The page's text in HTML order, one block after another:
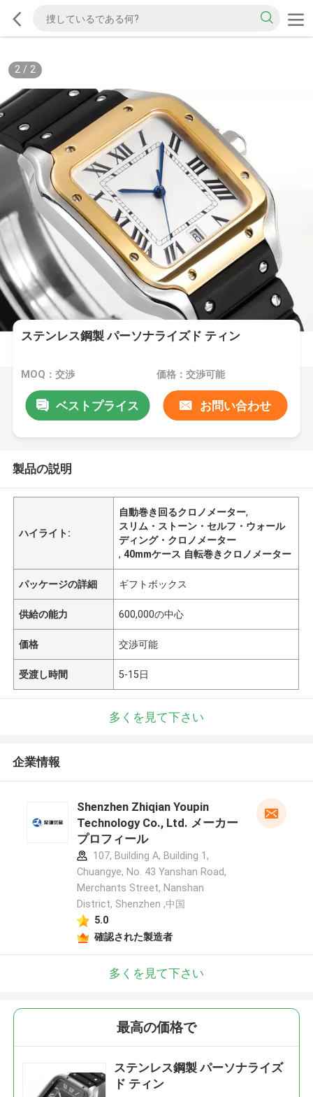
2/ 2
ステンレス鋼製 パーソナライズド ティン
MOQ：交渉 価格：交渉可能
ベストプライス お問い合わせ
製品の説明
ハイライト:
自動巻き回るクロノメーター,
スリム・ストーン・セルフ・ウォール
ディング・クロノメーター
,40mmケース 自転巻きクロノメーター
パッケージの詳細 ギフトボックス
供給の能力 600,000の中心
価格 交渉可能
受渡し時間 5-15日
多くを見て下さい
企業情報
Shenzhen Zhiqian Youpin
Technology Co., Ltd. メーカー
プロフィール
107, Building A, Building 1,
Chuangye, No. 43 Yanshan Road,
Merchants Street, Nanshan
District, Shenzhen ,中国
5.0
確認された製造者
多くを見て下さい
最高の価格で
ステンレス鋼製 パーソナライズ
ド ティン